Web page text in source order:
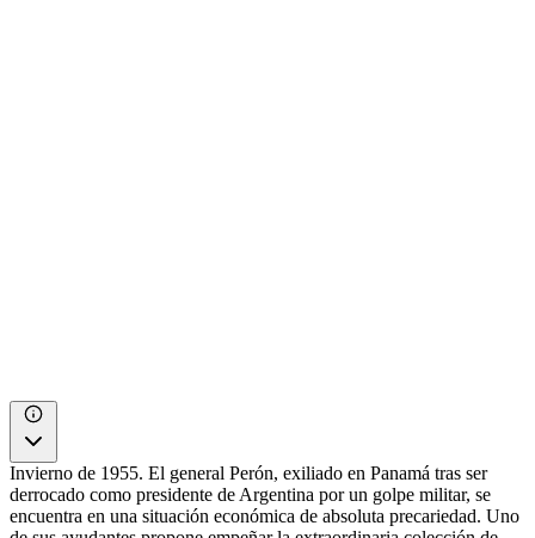
Invierno de 1955. El general Perón, exiliado en Panamá tras ser
derrocado como presidente de Argentina por un golpe militar, se
encuentra en una situación económica de absoluta precariedad. Uno